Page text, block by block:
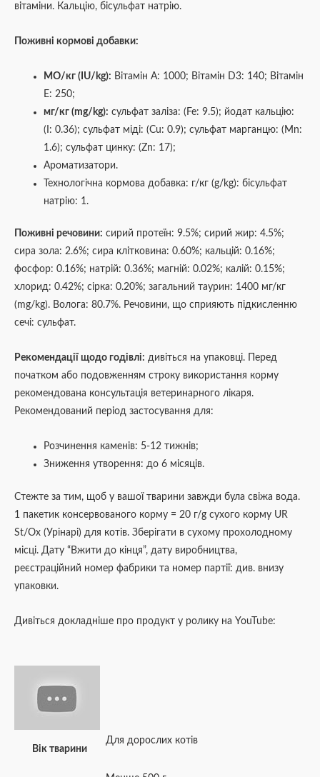
вітаміни. Кальцію, бісульфат натрію.
Поживні кормові добавки:
МО/кг (IU/kg): Вітамін А: 1000; Вітамін D3: 140; Вітамін
Е: 250;
мг/кг (mg/kg): сульфат заліза: (Fe: 9.5); йодат кальцію:
(I: 0.36); сульфат міді: (Cu: 0.9); сульфат марганцю: (Mn:
1.6); сульфат цинку: (Zn: 17);
Ароматизатори.
Технологічна кормова добавка: г/кг (g/kg): бісульфат
натрію: 1.
Поживні речовини: сирий протеїн: 9.5%; сирий жир: 4.5%;
сира зола: 2.6%; сира клітковина: 0.60%; кальцій: 0.16%;
фосфор: 0.16%; натрій: 0.36%; магній: 0.02%; калій: 0.15%;
хлорид: 0.42%; сірка: 0.20%; загальний таурин: 1400 мг/кг
(mg/kg). Волога: 80.7%. Речовини, що сприяють підкисленню
сечі: сульфат.
Рекомендації щодо годівлі: дивіться на упаковці. Перед
початком або подовженням строку використання корму
рекомендована консультація ветеринарного лікаря.
Рекомендований період застосування для:
Розчинення каменів: 5-12 тижнів;
Зниження утворення: до 6 місяців.
Стежте за тим, щоб у вашої тварини завжди була свіжа вода.
1 пакетик консервованого корму = 20 г/g сухого корму UR
St/Ox (Урінарі) для котів. Зберігати в сухому прохолодному
місці. Дату “Вжити до кінця”, дату виробництва,
реєстраційний номер фабрики та номер партії: див. внизу
упаковки.
Дивіться докладніше про продукт у ролику на YouTube:
Вік тварини
Для дорослих котів